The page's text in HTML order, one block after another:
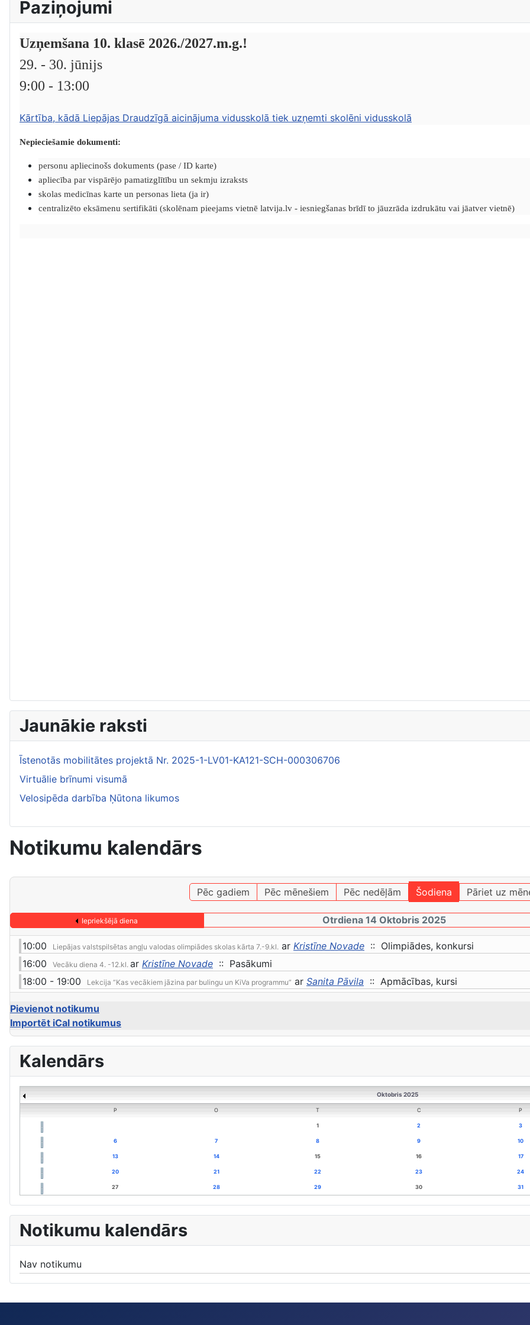
Paziņojumi
Uzņemšana 10. klasē 2026./2027.m.g.!
29. - 30. jūnijs
9:00 - 13:00
Kārtība, kādā Liepājas Draudzīgā aicinājuma vidusskolā tiek uzņemti skolēni vidusskolā
Nepieciešamie dokumenti:
personu apliecinošs dokuments (pase / ID karte)
apliecība par vispārējo pamatizglītību un sekmju izraksts
skolas medicīnas karte un personas lieta (ja ir)
centralizēto eksāmenu sertifikāti (skolēnam pieejams vietnē latvija.lv - iesniegšanas brīdī to jāuzrāda izdrukātu vai jāatver vietnē)
Jaunākie raksti
Īstenotās mobilitātes projektā Nr. 2025-1-LV01-KA121-SCH-000306706
Virtuālie brīnumi visumā
Velosipēda darbība Ņūtona likumos
Notikumu kalendārs
Pēc gadiem Pēc mēnešiem Pēc nedēļām Šodiena Pāriet uz
Iepriekšējā diena Otrdiena 14 Oktobris 2025
10:00 Liepājas valstspilsētas angļu valodas olimpiādes skolas kārta 7.-9.kl. ar Kristīne Novade :: Olimpiādes, konkursi
16:00
Vecāku diena 4. -12.kl. ar Kristīne Novade :: Pasākumi
18:00 - 19:00
Lekcija “Kas vecākiem jāzina par bulingu un KiVa programmu” ar Sanita Pāvila :: Apmācības, kursi
Pievienot notikumu
Importēt iCal notikumus
Kalendārs
Oktobris 2025
P O T C P
1 2 3
6 7 8 9 10
13 14 15 16 17
20 21 22 23 24
27 28 29 30 31
Notikumu kalendārs
Nav notikumu